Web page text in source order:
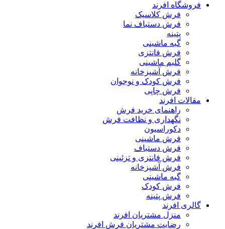
فروشگاه افرند
فرش کلاسیک
فرش دستباف نما
پتینه
گبه ماشینی
فرش فانتزی
گلیم ماشینی
فرش آشپزخانه
فرش کودک و نوجوان
فرش چاپی
مقالات افرند
راهنمای خرید فرش
نگهداری و نظافت فرش
دکوراسیون
فرش ماشینی
فرش دستباف
فرش فانتزی و تزئینی
فرش آشپزخانه
گبه ماشینی
فرش کودک
فرش پتینه
گالری افرند
منزل مشتریان افرند
رضایت مشتریان فرش افرند